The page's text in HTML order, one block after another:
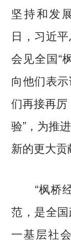
坚持和发
日，习近
会见全国“
向他们表
们再接再
验”，为推
新的更大贡
“枫桥经
范，是全
一基层社